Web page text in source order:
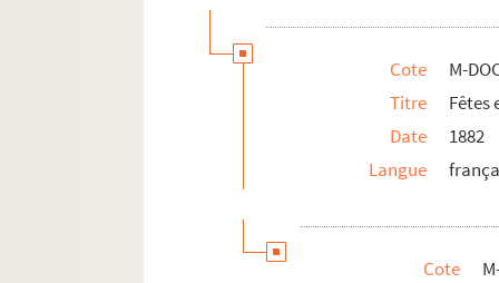
Cote
M-
Titre
Fêtes
Date
1882
Langue
Cote